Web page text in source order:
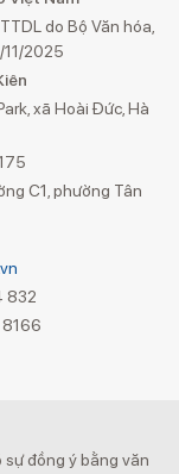
do Bộ Văn hóa,
2025
xã Hoài Đức, Hà
C1, phường Tân
832
đồng ý bằng văn